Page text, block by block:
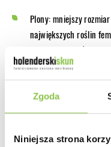
Zgoda
Niniejsza strona
Plony: mniejszy
największych roślin
zalety automatów
Polecane odmiany: